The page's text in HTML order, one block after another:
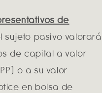
de
sujeto pasivo valorará
de capital a valor
o a su valor
en bolsa de